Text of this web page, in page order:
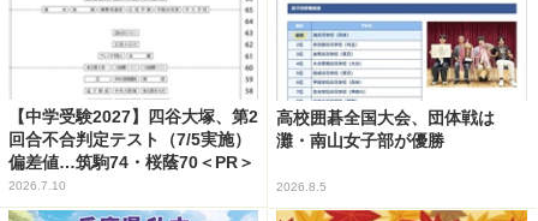
【中学受験2027】四谷大塚、第2
回合不合判定テスト（7/5実施）
偏差値…筑駒74・桜蔭70＜PR＞
2026.7.10
高校囲碁全国大会、団体戦は
灘・南山女子部が優勝
2026.8.5